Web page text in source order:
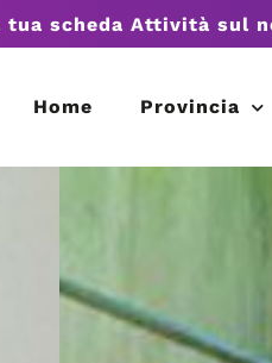
tua scheda Attività sul
Home Provincia